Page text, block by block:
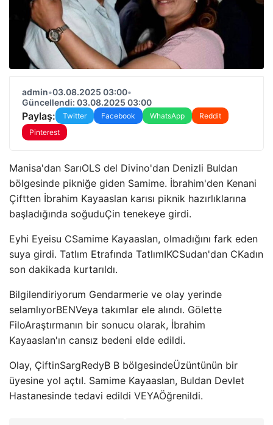
admin•03.08.2025 03:00•
Güncellendi: 03.08.2025 03:00
Paylaş: Twitter Facebook WhatsApp
Reddit
Pinterest
Manisa'dan SarıOLS del Divino'dan Denizli Buldan
bölgesinde pikniğe giden Samime. İbrahim'den Kenani
Çiftten İbrahim Kayaaslan karısı piknik hazırlıklarına
başladığında soğuduÇin tenekeye girdi.
Eyhi Eyeisu CSamime Kayaaslan, olmadığını fark eden
suya girdi. Tatlım Etrafında TatlımIKCSudan'dan CKadın
son dakikada kurtarıldı.
Bilgilendiriyorum Gendarmerie ve olay yerinde
selamlıyorBENVeya takımlar ele alındı. Gölette
FiloAraştırmanın bir sonucu olarak, İbrahim
Kayaaslan'ın cansız bedeni elde edildi.
Olay, ÇiftinSargRedyB B bölgesindeÜzüntünün bir
üyesine yol açtıI. Samime Kayaaslan, Buldan Devlet
Hastanesinde tedavi edildi VEYAÖğrenildi.